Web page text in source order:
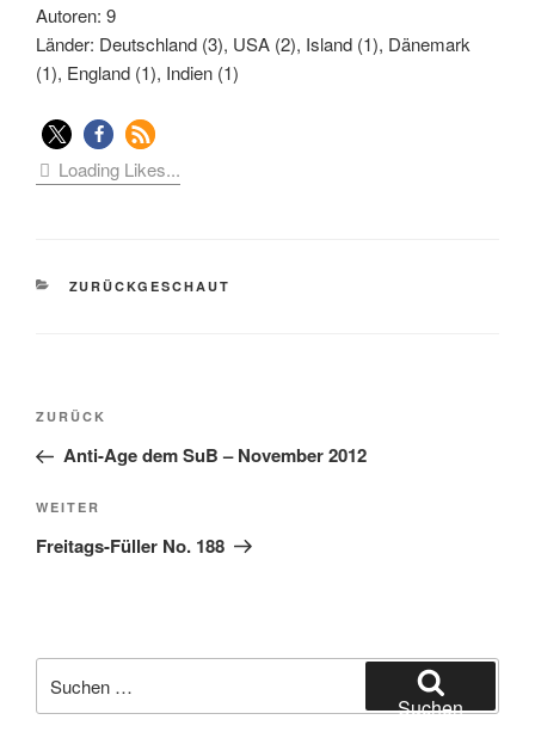
Autoren: 9
Länder: Deutschland (3), USA (2), Island (1), Dänemark
(1), England (1), Indien (1)
Loading Likes...
KATEGORIEN
ZURÜCKGESCHAUT
Beitragsnavigation
Vorheriger
Beitrag
ZURÜCK
Anti-Age dem SuB – November 2012
Nächster
Beitrag
WEITER
Freitags-Füller No. 188
nach:
Suchen